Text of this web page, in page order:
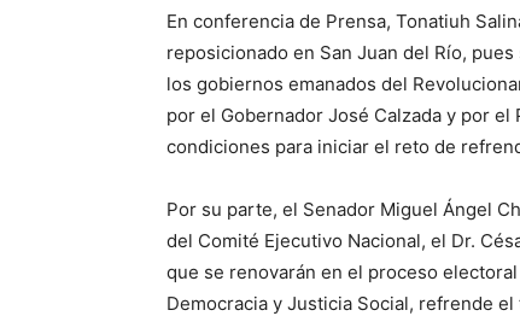
En conferencia de Prensa, Tonatiuh
reposicionado en San Juan del Río,
los gobiernos emanados del
por el Gobernador José Calzada y por el
condiciones para iniciar el reto de
Por su parte, el Senador Miguel Ángel
del Comité Ejecutivo Nacional, el Dr.
que se renovarán en el proceso
Democracia y Justicia Social, refrende